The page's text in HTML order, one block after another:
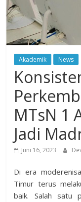
Akademik News
MTsN 1
Jadi
Juni 16, 2023
Di era
Timur terus
baik. Salah satu